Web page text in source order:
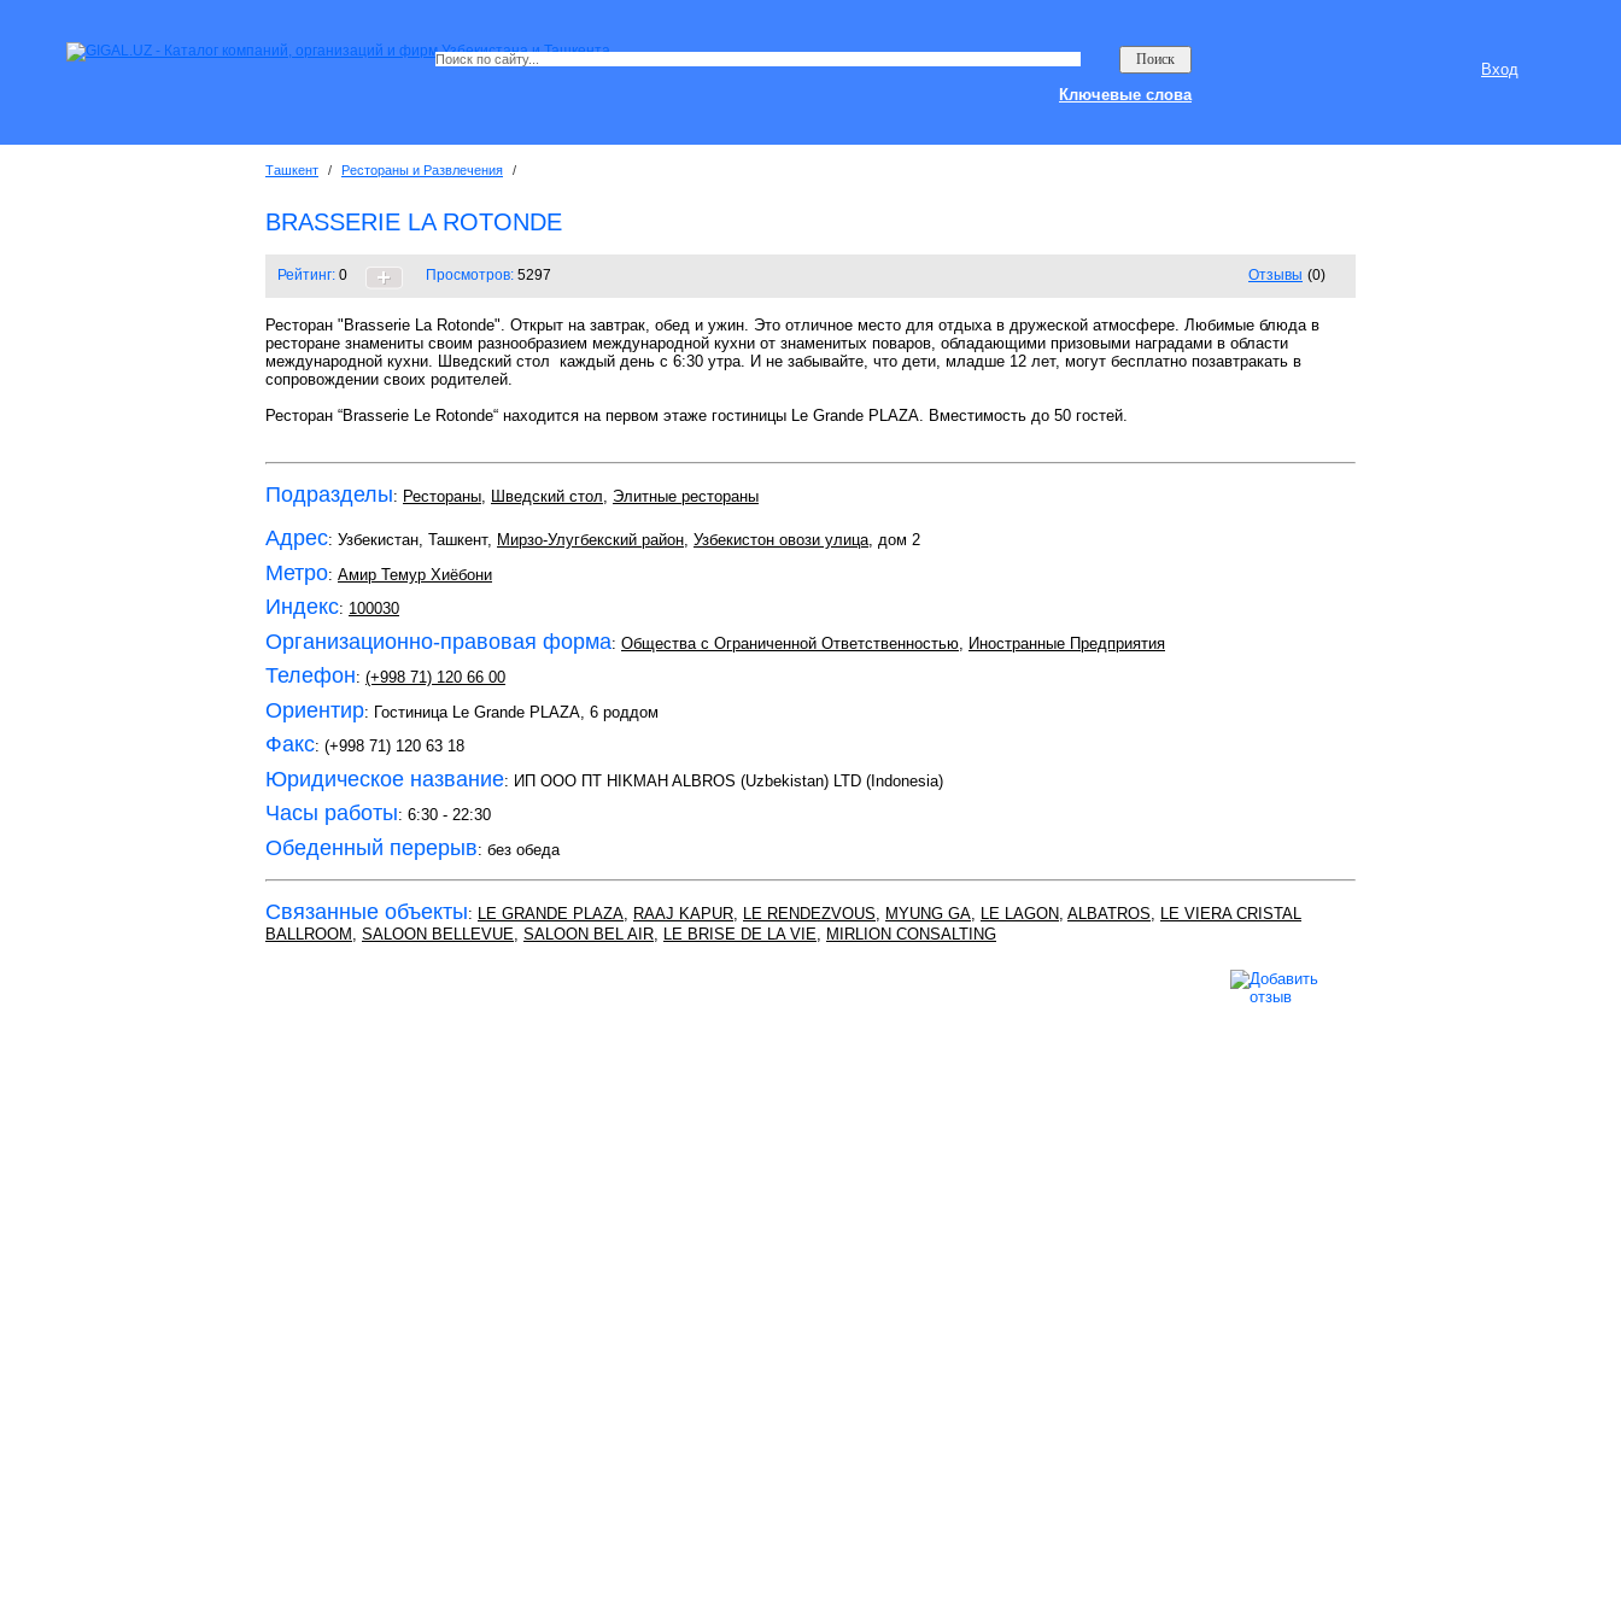
Вход
Ключевые слова
Ташкент / Рестораны и Развлечения /
BRASSERIE LA ROTONDE
Рейтинг: 0 Просмотров: 5297 Отзывы (0)
Ресторан "Brasserie La Rotonde". Открыт на завтрак, обед и ужин. Это отличное место для отдыха в дружеской атмосфере. Любимые блюда в
ресторане знамениты своим разнообразием международной кухни от знаменитых поваров, обладающими призовыми наградами в области
международной кухни. Шведский стол каждый день с 6:30 утра. И не забывайте, что дети, младше 12 лет, могут бесплатно позавтракать в
сопровождении своих родителей.
Ресторан “Brasserie Le Rotonde“ находится на первом этаже гостиницы Le Grande PLAZA. Вместимость до 50 гостей.
Подразделы: Рестораны, Шведский стол, Элитные рестораны
Адрес: Узбекистан, Ташкент, Мирзо-Улугбекский район, Узбекистон овози улица, дом 2
Метро: Амир Темур Хиёбони
Индекс: 100030
Организационно-правовая форма: Общества с Ограниченной Ответственностью Иностранные Предприятия
Телефон: (+998 71) 120 66 00
Ориентир: Гостиница Le Grande PLAZA, 6 роддом
Факс: (+998 71) 120 63 18
Юридическое название: ИП ООО ПТ HIKMAH ALBROS (Uzbekistan) LTD (Indonesia)
Часы работы: 6:30 - 22:30
Обеденный перерыв: без обеда
Связанные объекты: LE GRANDE PLAZA RAAJ KAPUR LE RENDEZVOUS MYUNG GA LE LAGON ALBATROS
LE VIERA CRISTAL
BALLROOM SALOON BELLEVUE SALOON BEL AIR LE BRISE DE LA VIE MIRLION CONSALTING